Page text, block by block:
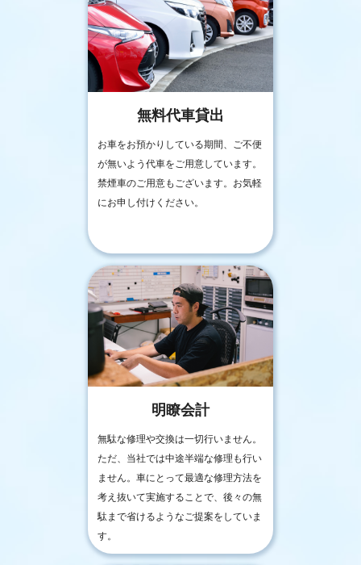
無料代車貸出
お車をお預かりしている期間、ご不便
が無いよう代車をご用意しています。
禁煙車のご用意もございます。お気軽
にお申し付けください。
明瞭会計
無駄な修理や交換は一切行いません。
ただ、当社では中途半端な修理も行い
ません。車にとって最適な修理方法を
考え抜いて実施することで、後々の無
駄まで省けるようなご提案をしていま
す。